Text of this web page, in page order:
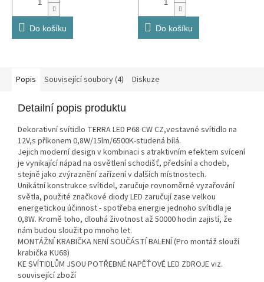
Do košíku Do košíku
Popis Související soubory (4) Diskuze
Detailní popis produktu
Dekorativní svítidlo TERRA LED P68 CW CZ,vestavné svítidlo na
12V,s příkonem 0,8W/15lm/6500K-studená bílá.
Jejich moderní design v kombinaci s atraktivním efektem svícení
je vynikající nápad na osvětlení schodišť, předsíní a chodeb,
stejně jako zvýraznění zařízení v dalších místnostech.
Unikátní konstrukce svítidel, zaručuje rovnoměrné vyzařování
světla, použité značkové diody LED zaručují zase velkou
energetickou účinnost - spotřeba energie jednoho svítidla je
0,8W. Kromě toho, dlouhá životnost až 50000 hodin zajistí, že
nám budou sloužit po mnoho let.
MONTÁŽNÍ KRABIČKA NENÍ SOUČÁSTÍ BALENÍ (Pro montáž slouží
krabička KU68)
KE SVÍTIDLŮM JSOU POTŘEBNÉ NAPĚŤOVÉ LED ZDROJE viz.
související zboží